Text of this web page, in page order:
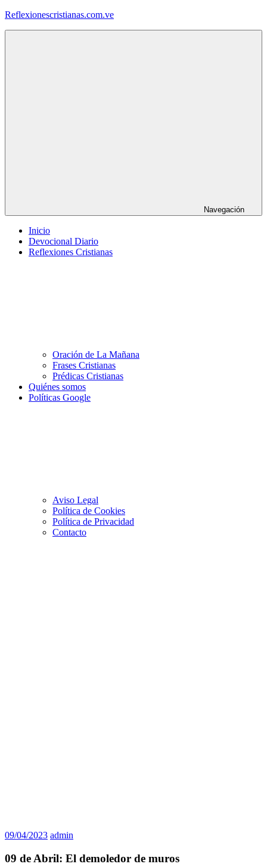
Saltar
Reflexionescristianas.com.ve
Navegación
Inicio
Devocional Diario
Reflexiones Cristianas
Oración de La Mañana
Frases Cristianas
Prédicas Cristianas
Quiénes somos
Políticas Google
Aviso Legal
Política de Cookies
Política de Privacidad
Contacto
09/04/2023 admin
09 de Abril: El demoledor de muros